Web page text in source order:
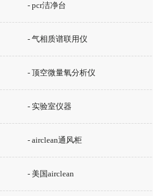
- pcr洁净台
- 气相质谱联用仪
- 顶空微量氧分析仪
- 实验室仪器
- airclean通风柜
- 美国airclean